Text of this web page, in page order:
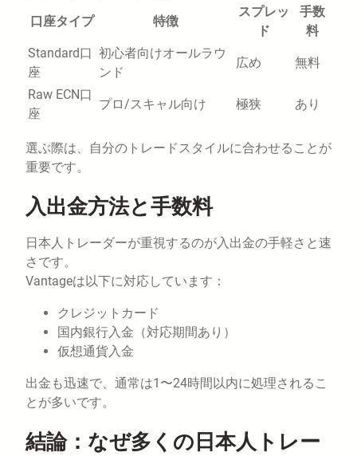
口座タイプ 特徴
スプレッ
ド
手数
料
Standard口
座
初心者向けオールラウ
ンド
広め 無料
Raw ECN口
座
プロ/スキャル向け 極狭 あり
選ぶ際は、自分のトレードスタイルに合わせることが
重要です。
入出金方法と手数料
日本人トレーダーが重視するのが入出金の手軽さと速
さです。
Vantageは以下に対応しています：
クレジットカード
国内銀行入金（対応期間あり）
仮想通貨入金
出金も迅速で、通常は1〜24時間以内に処理されるこ
とが多いです。
結論：なぜ多くの日本人トレー